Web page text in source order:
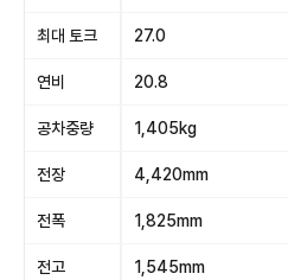
최대 토크 27.0
연비 20.8
공차중량 1,405kg
전장 4,420mm
전폭 1,825mm
전고 1,545mm